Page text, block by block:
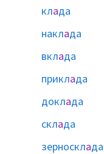
клада
наклада
вклада
приклада
доклада
склада
зерносклада